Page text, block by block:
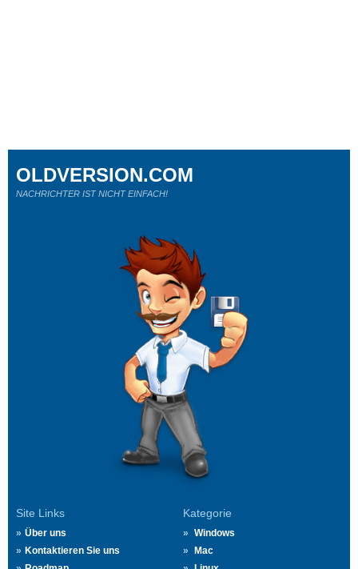
Site Links
Über uns
Kontaktieren Sie uns
Kategorie
Windows
Mac
OLDVERSION.COM
NACHRICHTER IST NICHT EINFACH!